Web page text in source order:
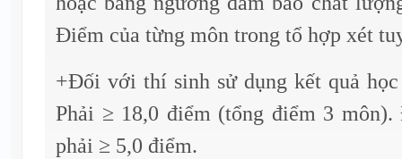
Điểm của từng môn trong tổ hợp xét
+Đối với thí sinh sử dụng kết quả
Phải ≥ 18,0 điểm (tổng điểm 3
phải ≥ 5,0 điểm.